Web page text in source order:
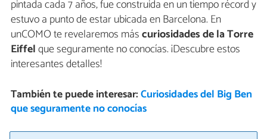
pintada cada 7 años, fue construida en un tiempo récord y
estuvo a punto de estar ubicada en Barcelona. En
unCOMO te revelaremos máscuriosidades de la Torre
Eiffelque seguramente no conocías. ¡Descubre estos
interesantes detalles!
También te puede interesar:Curiosidades del Big Ben
que seguramente no conocías